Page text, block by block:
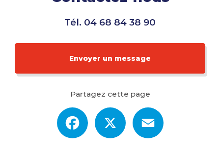
Tél. 04 68 84 38 90
Envoyer un message
Partagez cette page
Facebook